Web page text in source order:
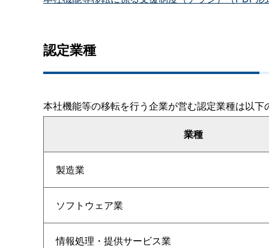
認定業種
本社機能等の移転を行う企業が営む認定業種は以下
業種
製造業
ソフトウェア業
情報処理・提供サービス業